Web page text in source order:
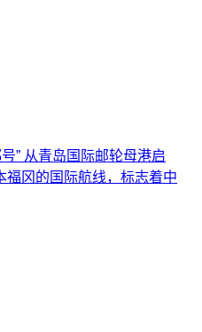
” 从青岛国际邮轮母港启
福冈的国际航线，标志着中